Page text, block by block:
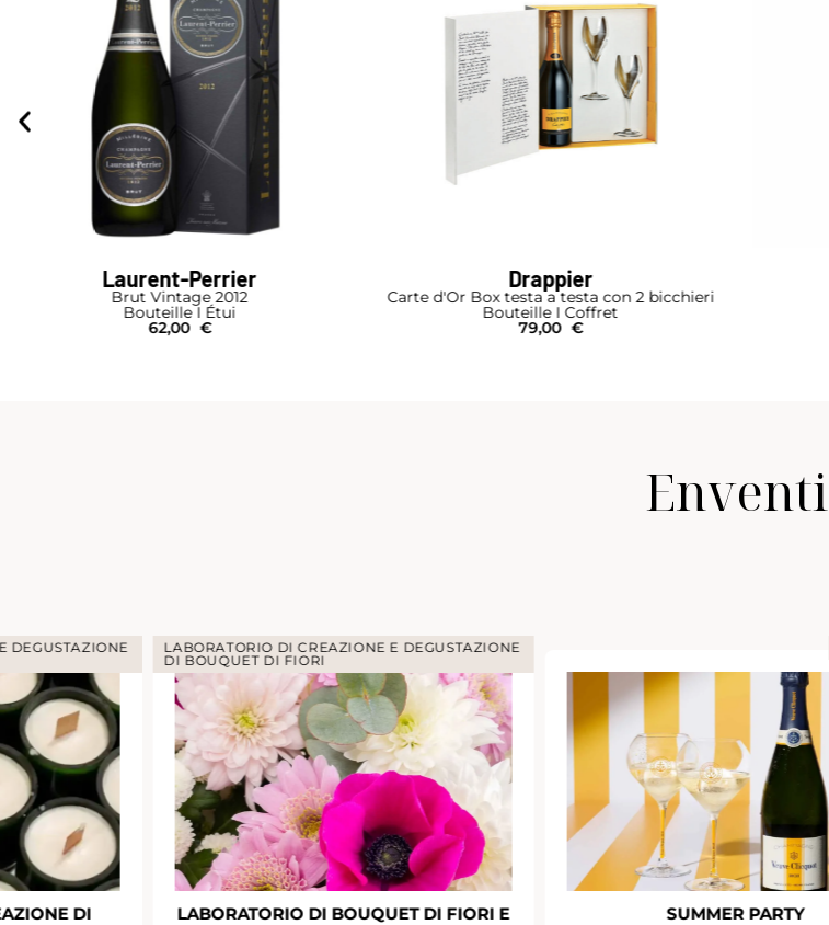
Laurent-Perrier
Brut Vintage 2012
Bouteille I Étui
62,00 €
Drappier
Carte d'Or Box testa a testa con 2 bicchieri
Bouteille I Coffret
79,00 €
Enventi
DEGUSTAZIONE
DI
LABORATORIO DI CREAZIONE E DEGUSTAZIONE
DI BOUQUET DI FIORI
LABORATORIO DI BOUQUET DI FIORI E
SUMMER PARTY